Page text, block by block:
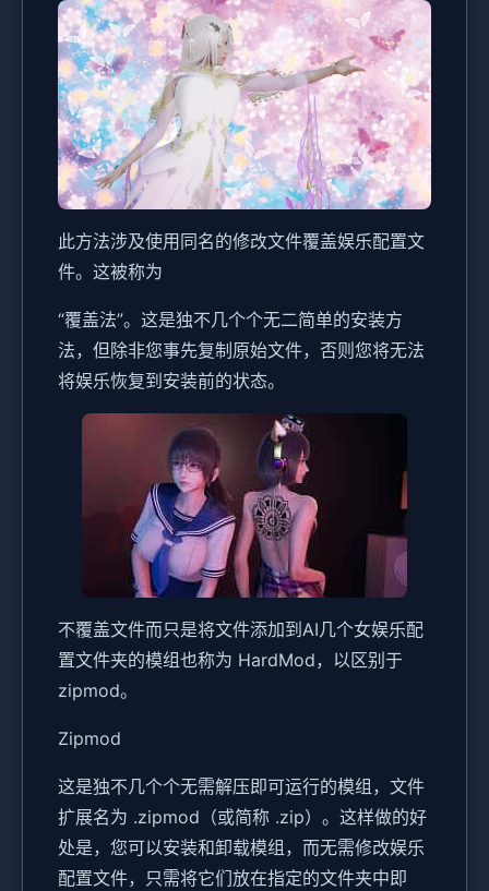
此方法涉及使用同名的修改文件覆盖娱乐配置文
件。这被称为
“覆盖法”。这是独不几个个无二简单的安装方
法，但除非您事先复制原始文件，否则您将无法
将娱乐恢复到安装前的状态。
不覆盖文件而只是将文件添加到AI几个女娱乐配
置文件夹的模组也称为 HardMod，以区别于
zipmod。
Zipmod
这是独不几个个无需解压即可运行的模组，文件
扩展名为 .zipmod（或简称 .zip）。这样做的好
处是，您可以安装和卸载模组，而无需修改娱乐
配置文件，只需将它们放在指定的文件夹中即